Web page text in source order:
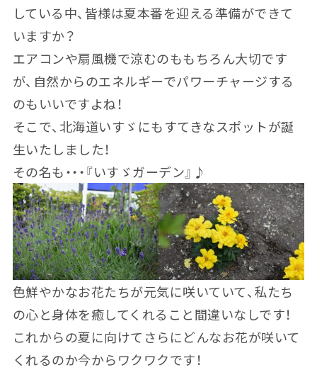
している中、皆様は夏本番を迎える準備ができて
いますか？
エアコンや扇風機で涼むのももちろん大切です
が、自然からのエネルギーでパワーチャージする
のもいいですよね！
そこで、北海道いすゞにもすてきなスポットが誕
生いたしました！
その名も・・・『いすゞガーデン』♪
色鮮やかなお花たちが元気に咲いていて、私たち
の心と身体を癒してくれること間違いなしです！
これからの夏に向けてさらにどんなお花が咲いて
くれるのか今からワクワクです！